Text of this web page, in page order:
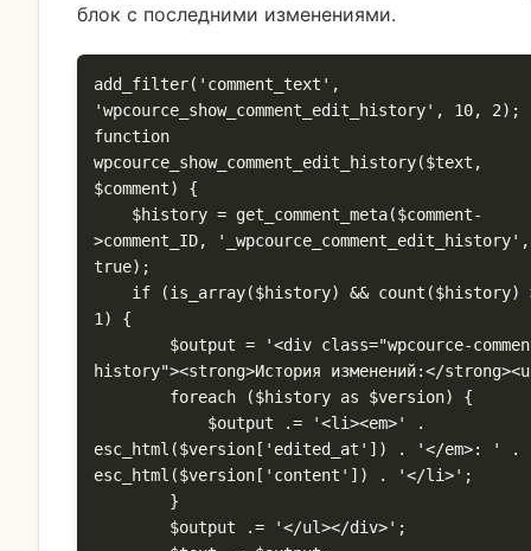
блок с последними изменениями.
add_filter('comment_text',
'wpcource_show_comment_edit_history', 10, 2);
function
wpcource_show_comment_edit_history($text,
$comment) {
>comment_ID,
true);
1) {
history"><strong>История изменений:</
esc_html($version['edited_at']) . '</em>: ' .
esc_html($version['content']) . '</li>';